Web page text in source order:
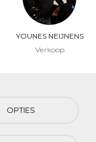
YOUNES NEIJNENS
Verkoop
OPTIES